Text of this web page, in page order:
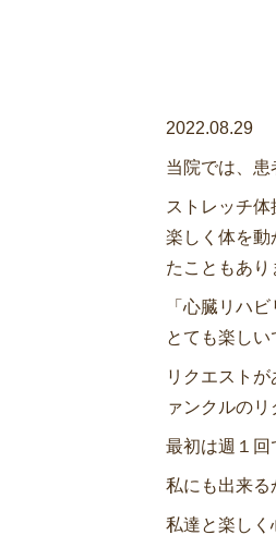
2022.08.29
当院では、患
ストレッチ
楽しく体を動
たこともあり
「心臓リハ
とても楽し
リクエスト
ァンクルの
最初は週１回
私にも出来る
私達と楽しく